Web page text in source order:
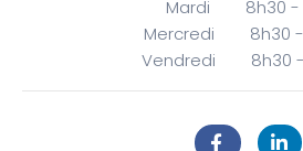
Mardi 8h30 -
Mercredi 8h30 -
Vendredi 8h30 -